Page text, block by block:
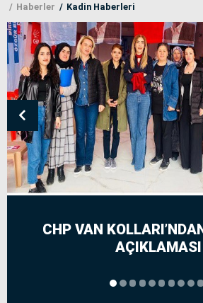
Haberler Kadin Haberleri
CHP VAN
AÇIKLAMASI